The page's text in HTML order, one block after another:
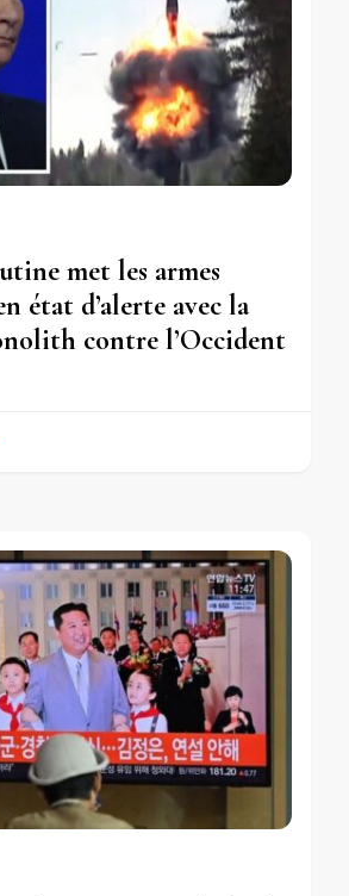
met les armes
état d’alerte avec la
contre l’Occident